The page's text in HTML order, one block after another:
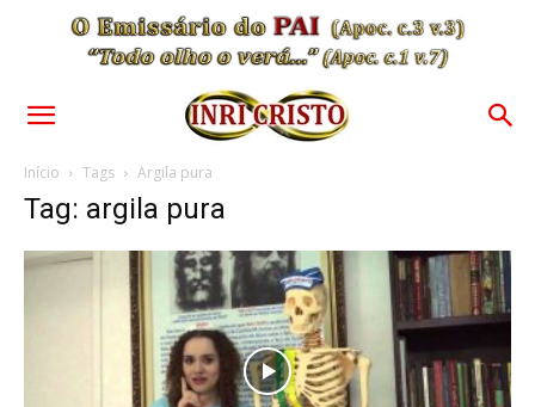
Início Tags Argila pura
Tag: argila pura